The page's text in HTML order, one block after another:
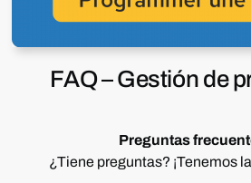
FAQ –Gestión de
Preguntas
¿Tiene preguntas? ¡Tenemos